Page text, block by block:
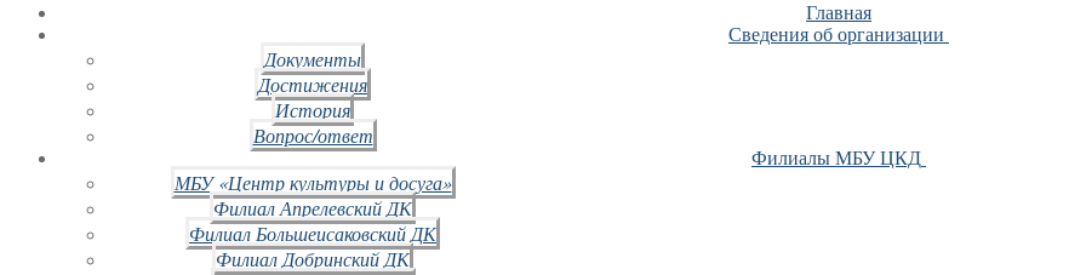
Главная
Сведения об организации
Документы
Достижения
История
Вопрос/ответ
Филиалы МБУ ЦКД
МБУ «Центр культуры и досуга»
Филиал Апрелевский ДК
Филиал Большеисаковский ДК
Филиал Добринский ДК